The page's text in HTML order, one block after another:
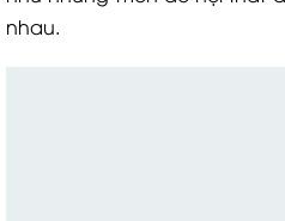
nhau.